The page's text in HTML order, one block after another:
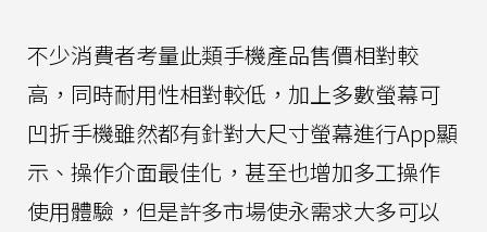
不少消費者考量此類手機產品售價相對較
高，同時耐用性相對較低，加上多數螢幕可
凹折手機雖然都有針對大尺寸螢幕進行App顯
示、操作介面最佳化，甚至也增加多工操作
使用體驗，但是許多市場使永需求大多可以